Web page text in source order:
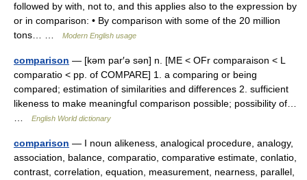
followed by with, not to, and this applies also to the expression by
or in comparison: • By comparison with some of the 20 million
tons… …
Modern English usage
comparison — [kəm par′ə sən] n. [ME < OFr comparaison < L
comparatio < pp. of COMPARE] 1. a comparing or being
compared; estimation of similarities and differences 2. sufficient
likeness to make meaningful comparison possible; possibility of…
English World dictionary
comparison — I noun alikeness, analogical procedure, analogy,
association, balance, comparatio, comparative estimate, conlatio,
contrast, correlation, equation, measurement, nearness, parallel,